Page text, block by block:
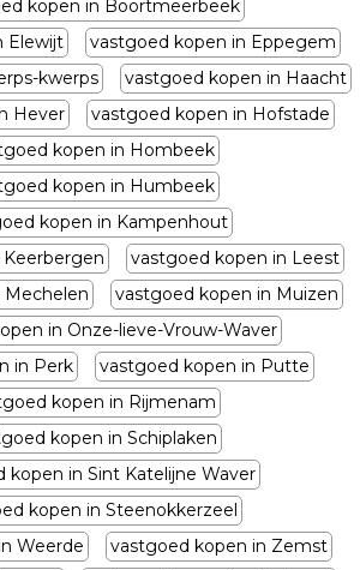
kopen in Boortmeerbeek
Elewijt
vastgoed kopen in Eppegem
kwerps
vastgoed kopen in Haacht
Hever
vastgoed kopen in Hofstade
kopen in Hombeek
kopen in Humbeek
kopen in Kampenhout
vastgoed kopen in Leest
vastgoed kopen in Muizen
in Onze-lieve-Vrouw-Waver
in Perk
vastgoed kopen in Putte
kopen in Rijmenam
kopen in Schiplaken
kopen in Sint Katelijne Waver
kopen in Steenokkerzeel
Weerde
vastgoed kopen in Zemst